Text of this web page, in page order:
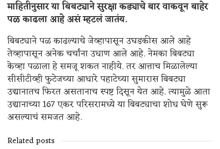
माहितीनुसार या बिबट्याने सुरक्षा कड्याचे बार वाकवून बाहेर
पळ काढला आहे असं म्हटलं जातंय.
बिबट्याने पळ काढल्याचे जेव्हापासून उघडकीस आले आहे
तेव्हापासून अनेक चर्चांना उधाण आले आहे. नेमका बिबट्या
केव्हा पळाला हे समजू शकत नाहीये. तर आत्ताच मिळालेल्या
सीसीटीव्ही फुटेजच्या आधारे पहाटेच्या सुमारास बिबट्या
उद्यानातच फिरत असतानाच स्पष्ट दिसून येत आहे. त्यामुळे आता
उद्यानाच्या 167 एकर परिसरामध्ये या बिबट्याचा शोध घेणे सुरू
असल्याचं समजत आहे.
Related posts